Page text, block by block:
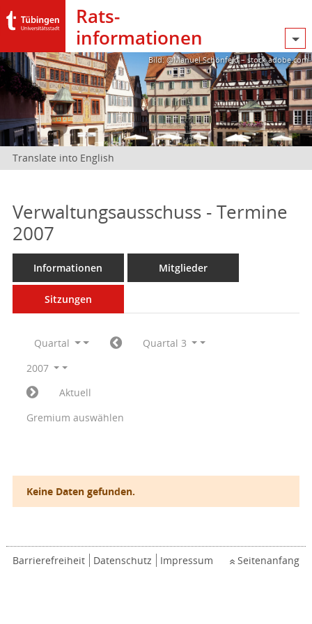
Rats­
informationen
Bild: @Manuel Schönfeld – stock.adobe.com
Translate into English
Verwaltungsausschuss - Termine
2007
Informationen Mitglieder
Sitzungen
Quartal
Quartal 3
2007
Aktuell
Gremium auswählen
Keine Daten gefunden.
Barrierefreiheit Datenschutz Impressum Seitenanfang